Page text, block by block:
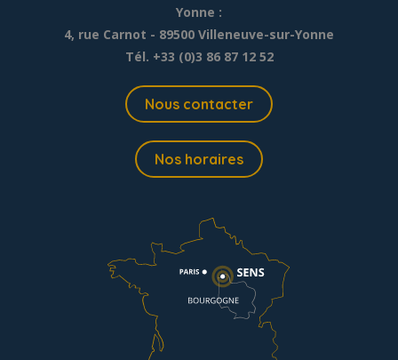
Yonne :
4, rue Carnot - 89500 Villeneuve-sur-Yonne
Tél. +33 (0)3 86 87 12 52
Nous contacter
Nos horaires